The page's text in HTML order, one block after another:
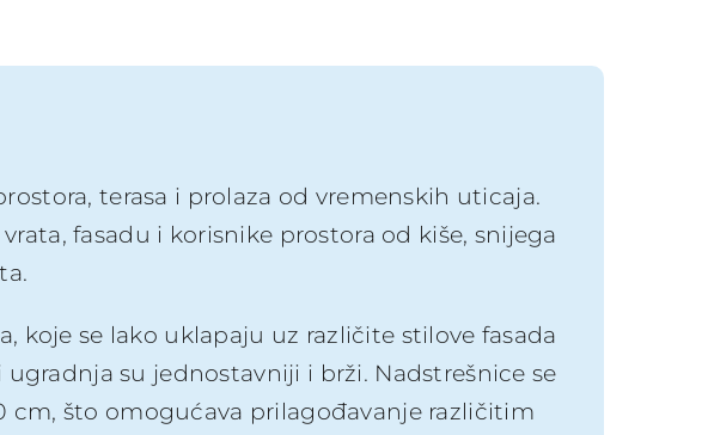
terasa i prolaza od vremenskih uticaja.
fasadu i korisnike prostora od kiše, snijega
koje se lako uklapaju uz različite stilove fasada
su jednostavniji i brži. Nadstrešnice se
cm, što omogućava prilagođavanje različitim